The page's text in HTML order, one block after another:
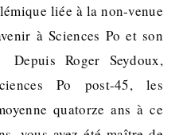
liée à la non-venue
à Sciences Po et son
Roger Seydoux,
Po post-45, les
quatorze ans à ce